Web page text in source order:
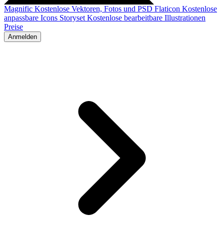
Magnific Kostenlose Vektoren, Fotos und PSD Flaticon Kostenlose
anpassbare Icons Storyset Kostenlose bearbeitbare Illustrationen
Preise
Anmelden